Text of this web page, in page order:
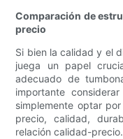
Comparación de
precio
Si bien la calidad y el
juega un papel
adecuado de
importante
simplemente optar
precio, calidad,
relación calidad-precio.